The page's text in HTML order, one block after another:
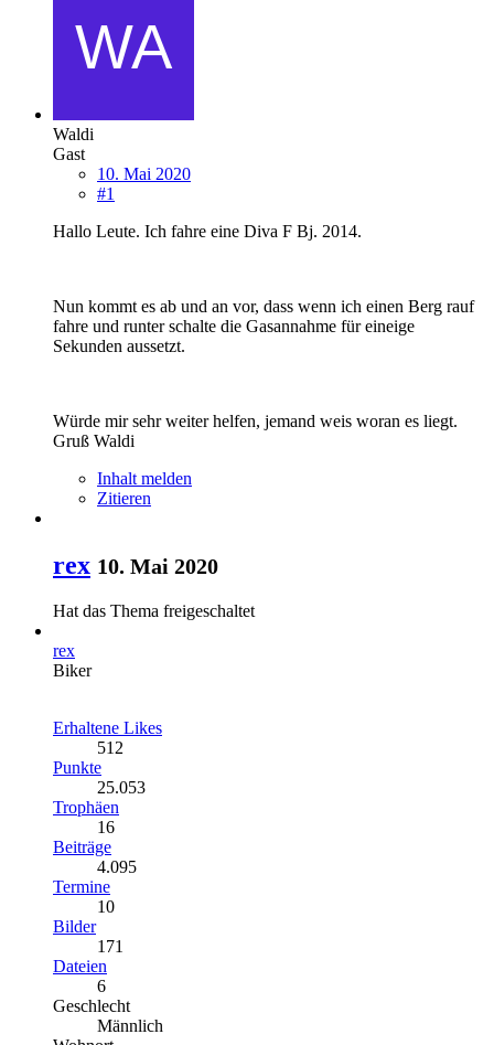
Waldi
Gast
10. Mai 2020
#1
Hallo Leute. Ich fahre eine Diva F Bj. 2014.
Nun kommt es ab und an vor, dass wenn ich einen Berg rauf
fahre und runter schalte die Gasannahme für eineige
Sekunden aussetzt.
Würde mir sehr weiter helfen, jemand weis woran es liegt.
Gruß Waldi
Inhalt melden
Zitieren
rex 10. Mai 2020
Hat das Thema freigeschaltet
rex
Biker
Erhaltene Likes
512
Punkte
25.053
Trophäen
16
Beiträge
4.095
Termine
10
Bilder
171
Dateien
6
Geschlecht
Männlich